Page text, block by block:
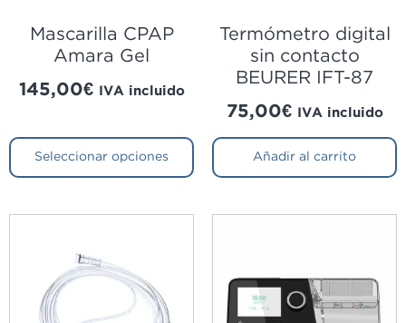
Mascarilla CPAP
Amara Gel
145,00€ IVA incluido
Seleccionar opciones
Termómetro digital
sin contacto
BEURER IFT-87
75,00€ IVA incluido
Añadir al carrito